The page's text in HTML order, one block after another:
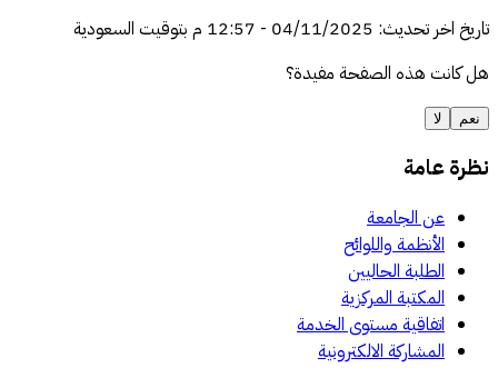
تاريخ اخر تحديث:
04/11/2025
- 12:57 م
بتوقيت السعودية
هل كانت هذه الصفحة مفيدة؟
نعم لا
نظرة عامة
عن الجامعة
الأنظمة واللوائح
الطلبة الحاليين
المكتبة المركزية
اتفاقية مستوى الخدمة
المشاركة الالكترونية